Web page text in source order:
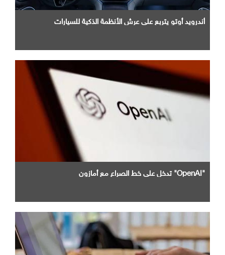
أندرويد أوتو يتربع علي عرش الأنظمة الذكية للسيارات
"OpenAI" تدخل علي خط الصراع مع أمازون